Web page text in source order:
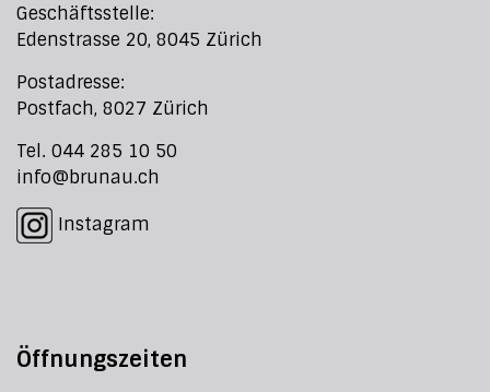
Geschäftsstelle:
Edenstrasse 20, 8045 Zürich
Postadresse:
Postfach, 8027 Zürich
Tel. 044 285 10 50
info@brunau.ch
Instagram
Öffnungszeiten